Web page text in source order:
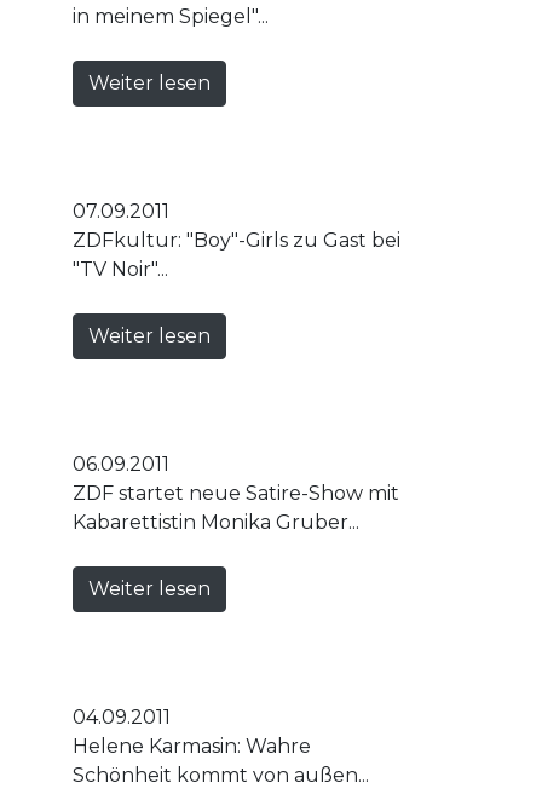
in meinem Spiegel"...
Weiter lesen
07.09.2011
ZDFkultur: "Boy"-Girls zu Gast bei
"TV Noir"...
Weiter lesen
06.09.2011
ZDF startet neue Satire-Show mit
Kabarettistin Monika Gruber...
Weiter lesen
04.09.2011
Helene Karmasin: Wahre
Schönheit kommt von außen...